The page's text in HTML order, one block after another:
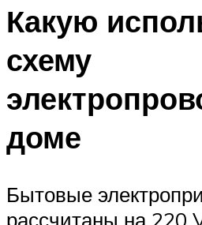
Какую
схему
доме
Бытовые
рассчитаны на 220